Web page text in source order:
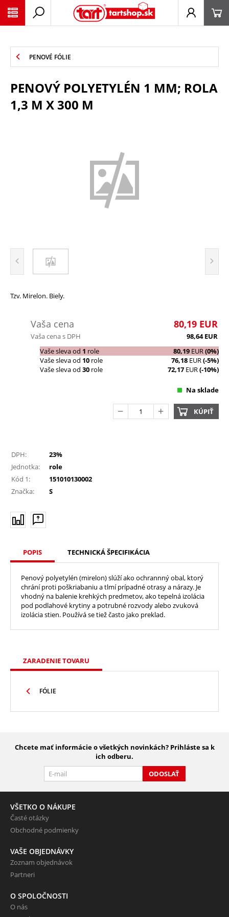
PENOVÉ FÓLIE
PENOVÝ POLYETYLÉN 1 MM; ROLA
1,3 M X 300 M
Tzv. Mirelon. Biely.
Vaša cena 80,19 EUR
Vaša cena s DPH 98,64EUR
Vaše sleva od 1 role 80,19 EUR(0%)
Vaše sleva od 10 role 76,18 EUR(-5%)
Vaše sleva od 30 role 72,17 EUR(-10%)
Na sklade
KÚPIŤ
DPH:
23%
Jednotka:
role
Kód 1:
151010130002
Značka:
S
POPIS TECHNICKÁ ŠPECIFIKÁCIA
Penový polyetylén (mirelon) slúží ako ochrannný obal, ktorý
chrání proti poškriabaniu a tlmí prípadné otrasy a nárazy. Je
vhodný na balenie krehkých predmetov, ako tepelná izolácia
pod podlahové krytiny a potrubné rozvody alebo zvuková
izolácia stien. Používá se tiež často jako preklad.
ZARADENIE TOVARU
FÓLIE
Chcete mať informácie o všetkých novinkách? Prihláste sa k
ich odberu.
ODOSLAŤ
VŠETKO O NÁKUPE
Časté otázky
Obchodné podmienky
VAŠE OBJEDNÁVKY
Zoznam objednávok
Partneri
O SPOLOČNOSTI
O nás